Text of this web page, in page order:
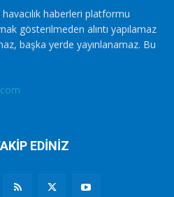
haberleri platformu
gösterilmeden alıntı yapılamaz
başka yerde yayınlanamaz. Bu
EDİNİZ